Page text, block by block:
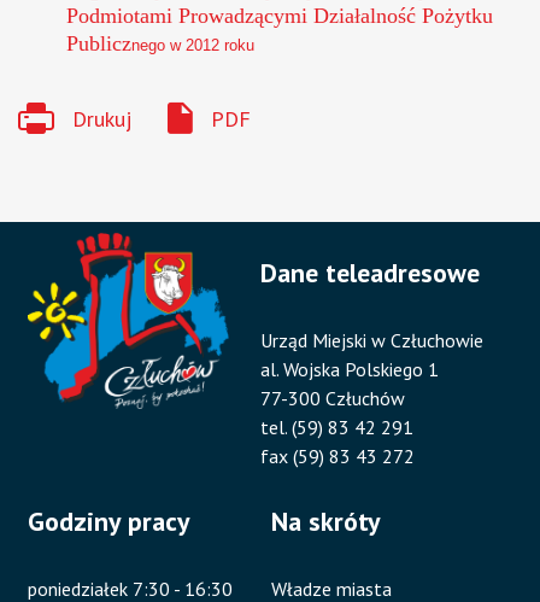
Podmiotami Prowadzącymi Działalność Pożytku
Publicznego w 2012 roku
Drukuj PDF
Dane teleadresowe
Urząd Miejski w Człuchowie
al. Wojska Polskiego 1
77-300 Człuchów
tel. (59) 83 42 291
fax (59) 83 43 272
Godziny pracy
poniedziałek 7:30 - 16:30
Na skróty
Władze miasta